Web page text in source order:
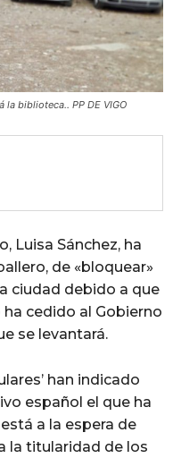
la biblioteca.. PP DE VIGO
Luisa Sánchez, ha
de «bloquear»
ciudad debido a que
cedido al Gobierno
se levantará.
han indicado
español el que ha
a la espera de
la titularidad de los